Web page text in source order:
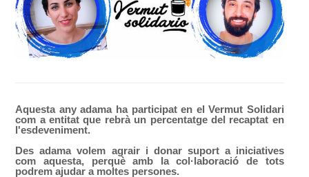
Aquesta any adama ha participat en el Vermut Solidari
com a entitat que rebrà un percentatge del recaptat en
l'esdeveniment.
Des adama volem agrair i donar suport a iniciatives
com aquesta,
perquè amb
la col·laboració de tots
podrem ajudar a moltes persones.